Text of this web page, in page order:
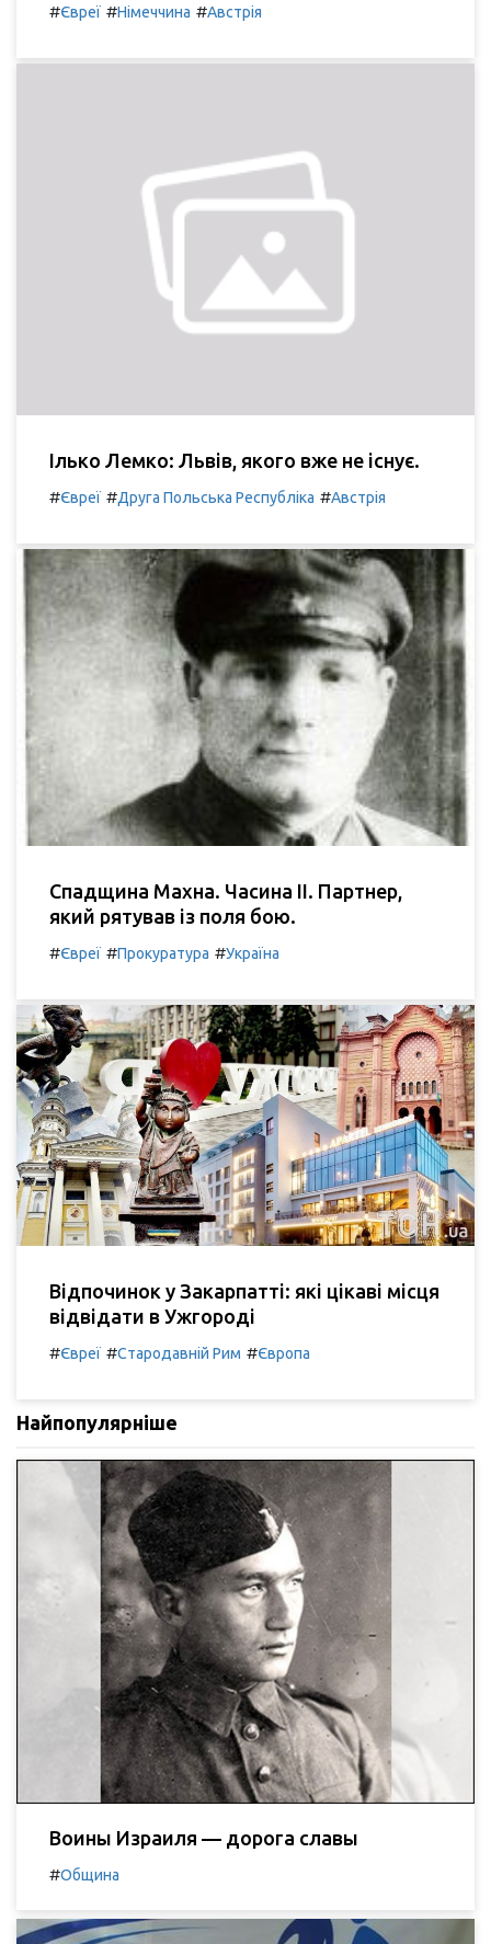
#Євреї #Німеччина #Австрія
Ілько Лемко: Львів, якого вже не існує.
#Євреї #Друга Польська Республіка #Австрія
Спадщина Махна. Часина ІІ. Партнер,
який рятував із поля бою.
#Євреї #Прокуратура #Україна
Відпочинок у Закарпатті: які цікаві місця
відвідати в Ужгороді
#Євреї #Стародавній Рим #Європа
Найпопулярніше
Воины Израиля — дорога славы
#Община